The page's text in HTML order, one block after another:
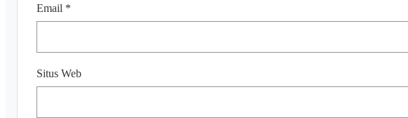
Email *
Situs Web